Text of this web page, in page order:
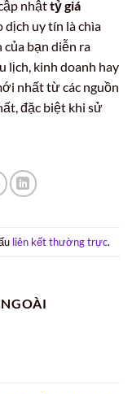
nhậttỷ giá
uy tín là chìa
của bạn diễn ra
lịch, kinh doanh hay
nhất từ các nguồn
đặc biệt khi sử
liên kết thường trực.